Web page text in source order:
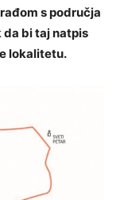
s područja
bi taj natpis
lokalitetu.